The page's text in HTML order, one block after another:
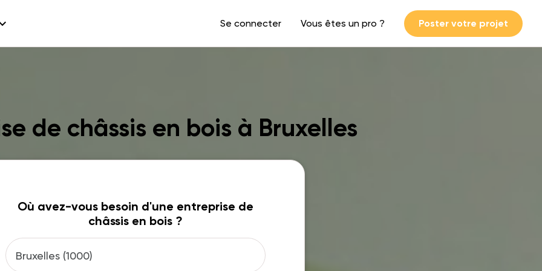
Se connecter Vous êtes un pro ? Poster votre projet
de châssis en bois à Bruxelles
Où avez-vous besoin d'une entreprise de
châssis en bois ?